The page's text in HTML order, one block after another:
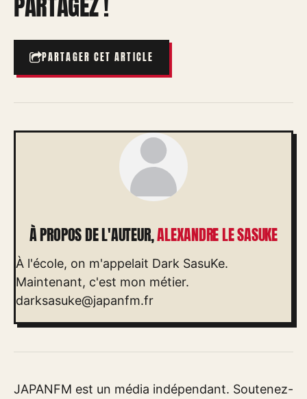
PARTAGER CET ARTICLE
À PROPOS DE L'AUTEUR,ALEXANDRE LE SASUKE
À l'école, on m'appelait Dark SasuKe.
Maintenant, c'est mon métier.
darksasuke@japanfm.fr
JAPANFM est un média indépendant. Soutenez-